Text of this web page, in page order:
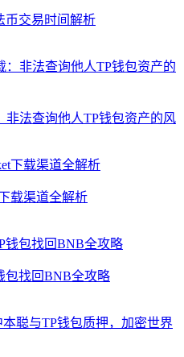
币交易时间解析
非法查询他人TP钱包资产的风
载渠道全解析
包找回BNB全攻略